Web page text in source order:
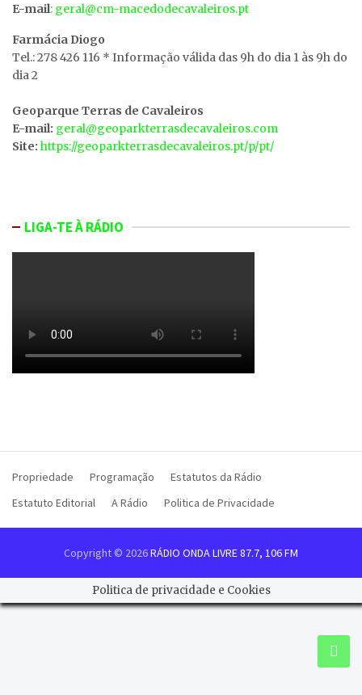
E-mail: geral@cm-macedodecavaleiros.pt
Farmácia Diogo
Tel.: 278 426 116 * Informação válida das 9h do dia 1 às 9h do
dia 2
Geoparque Terras de Cavaleiros
E-mail: geral@geoparkterrasdecavaleiros.com
Site: https://geoparkterrasdecavaleiros.pt/p/pt/
LIGA-TE À RÁDIO
Propriedade Programação
Estatutos da Rádio
Estatuto Editorial
A Rádio Politica de Privacidade
Copyright © 2026RÁDIO ONDA LIVRE 87.7, 106 FM
Politica de privacidade e Cookies